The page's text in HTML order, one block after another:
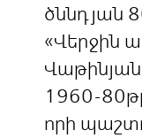
ծննդյան
«Վերջին
1960-
որի